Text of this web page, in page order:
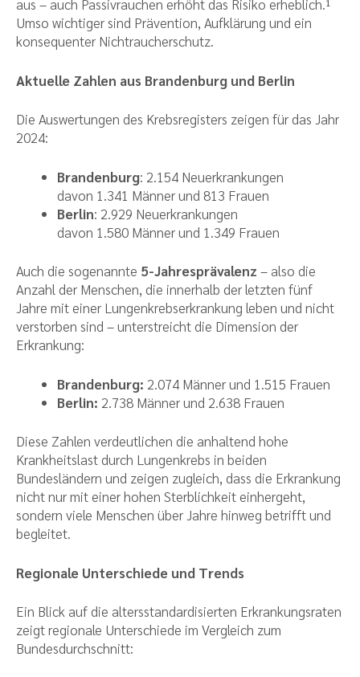
aus – auch Passivrauchen erhöht das Risiko erheblich.¹
Umso wichtiger sind Prävention, Aufklärung und ein
konsequenter Nichtraucherschutz.
Aktuelle Zahlen aus Brandenburg und Berlin
Die Auswertungen des Krebsregisters zeigen für das Jahr
2024:
Brandenburg: 2.154 Neuerkrankungen
davon 1.341 Männer und 813 Frauen
Berlin: 2.929 Neuerkrankungen
davon 1.580 Männer und 1.349 Frauen
Auch die sogenannte 5-Jahresprävalenz – also die
Anzahl der Menschen, die innerhalb der letzten fünf
Jahre mit einer Lungenkrebserkrankung leben und nicht
verstorben sind – unterstreicht die Dimension der
Erkrankung:
Brandenburg: 2.074 Männer und 1.515 Frauen
Berlin: 2.738 Männer und 2.638 Frauen
Diese Zahlen verdeutlichen die anhaltend hohe
Krankheitslast durch Lungenkrebs in beiden
Bundesländern und zeigen zugleich, dass die Erkrankung
nicht nur mit einer hohen Sterblichkeit einhergeht,
sondern viele Menschen über Jahre hinweg betrifft und
begleitet.
Regionale Unterschiede und Trends
Ein Blick auf die altersstandardisierten Erkrankungsraten
zeigt regionale Unterschiede im Vergleich zum
Bundesdurchschnitt: